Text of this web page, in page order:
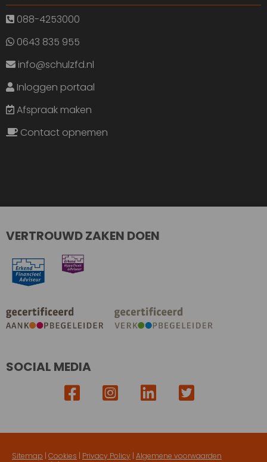
088-4253000
0643 835 955
info@schulzfd.nl
Inloggen portaal
Afspraak maken
Contact opnemen
VERTROUWD ZAKEN DOEN
SOCIAL MEDIA
Sitemap | Cookies | Privacy Policy | Algemene voorwaarden